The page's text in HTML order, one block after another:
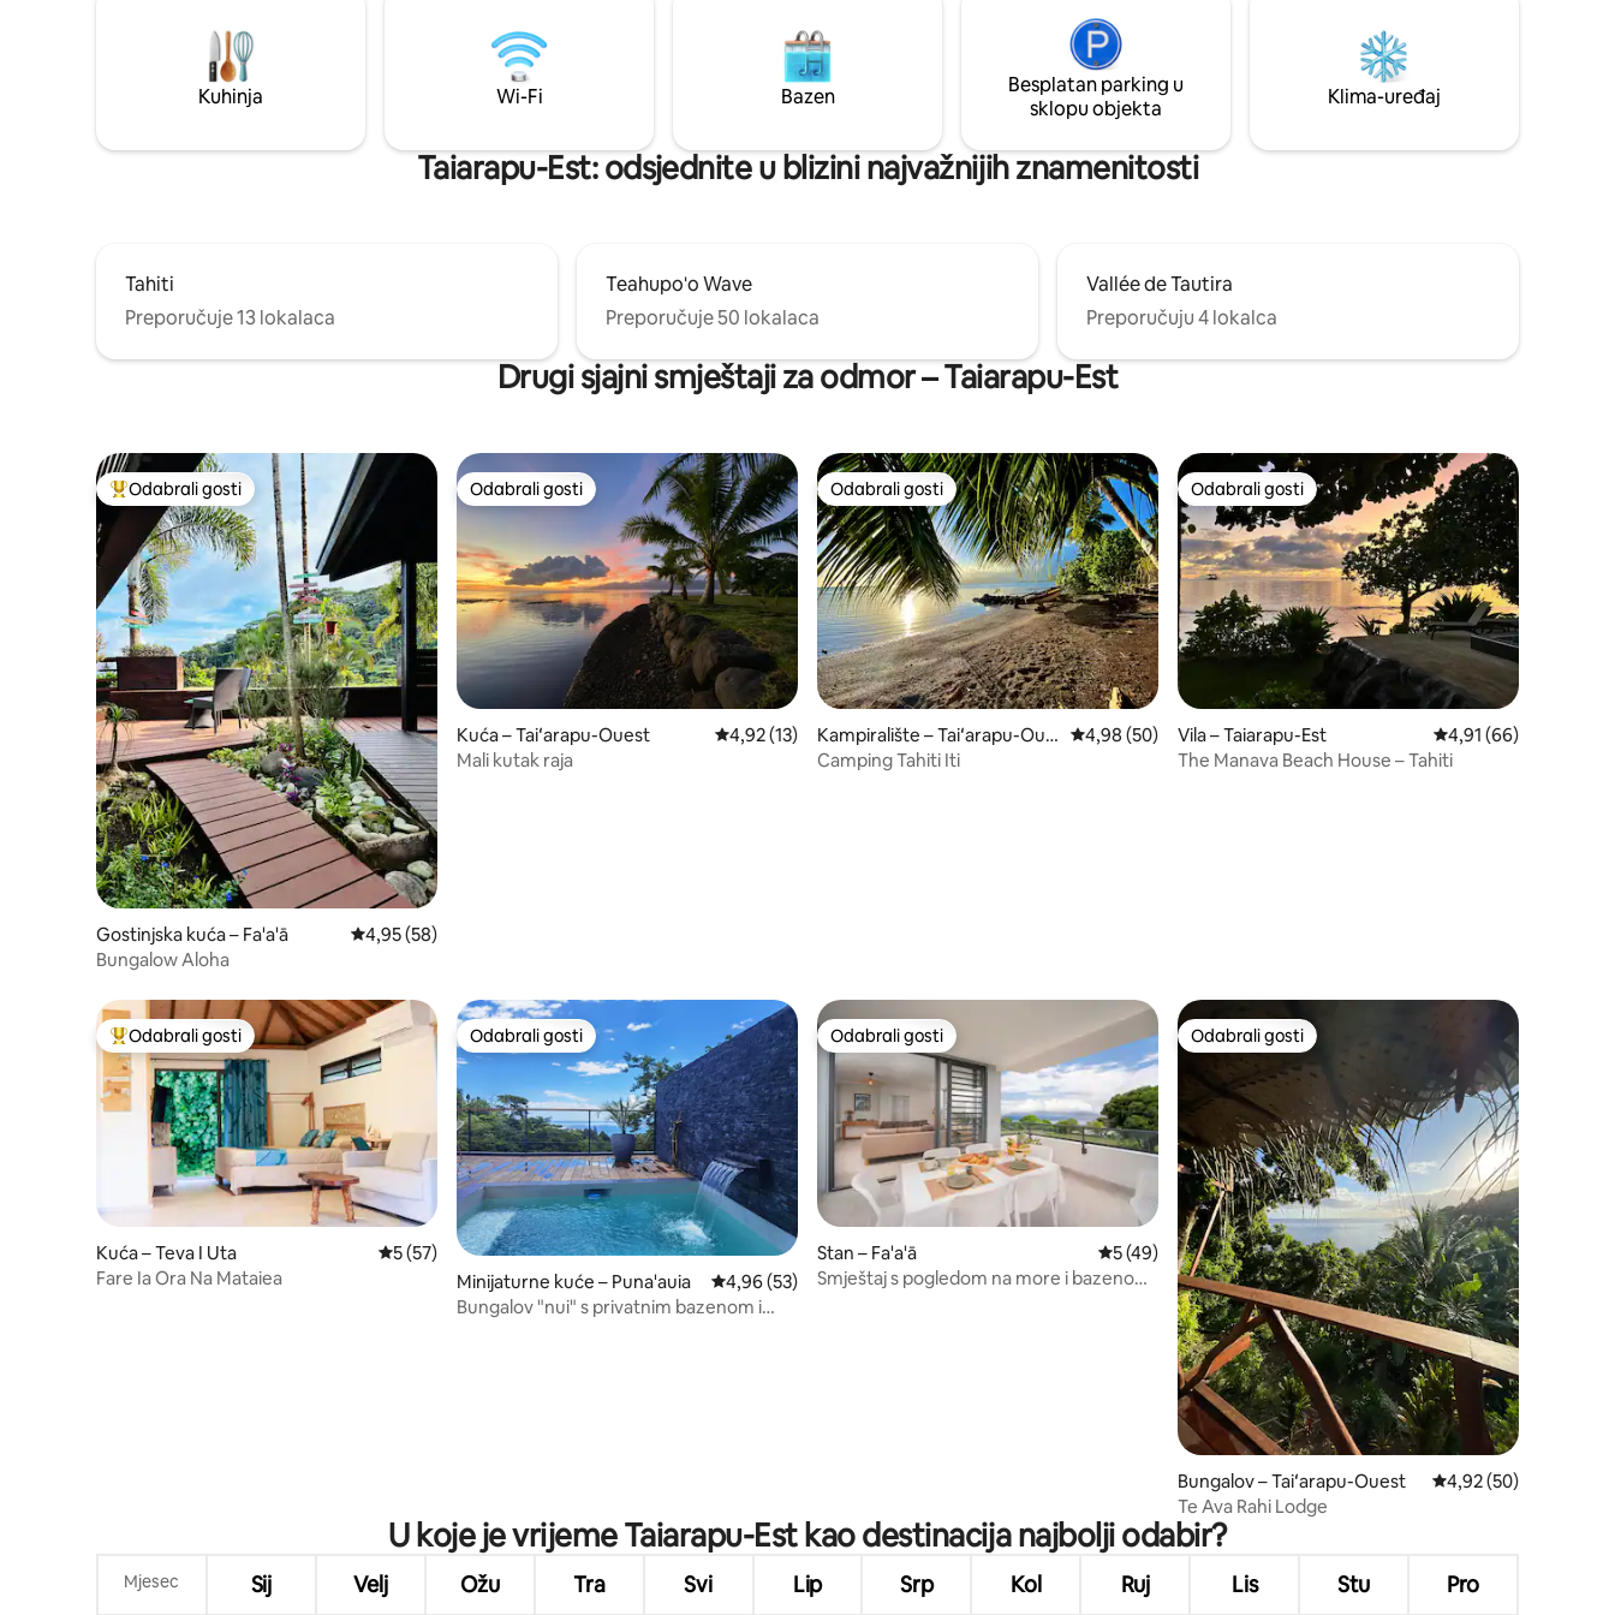
neočekivani krajolik i doživljaj Tahitija. ” –
Moehau, osnivač i dizajner interijera
tvrtke Eimeo Living.
Kuhinja Wi-Fi Bazen
Besplatan parking u
sklopu objekta
Klima-uređaj
Taiarapu-Est: odsjednite u blizini najvažnijih znamenitosti
Tahiti
Preporučuje 13 lokalaca
Teahupo'o Wave
Preporučuje 50 lokalaca
Vallée de Tautira
Preporučuju 4 lokalca
Drugi sjajni smještaji za odmor – Taiarapu-Est
Među najviše rangiranima s oznakom „Odabrali gosti”
Odabrali gosti
Gostinjska kuća – Fa'a'ā Prosječna ocjena: 4,95/5, recenzija: 58
4,95 (58)
Bungalow Aloha
Odabrali gosti
Odabrali gosti
Kuća – Taiʻarapu-Ouest Prosječna ocjena: 4,92/5, recenzija: 13
4,92 (13)
Mali kutak raja
Odabrali gosti
Odabrali gosti
Kampiralište – Taiʻarapu-Oue
st
Prosječna ocjena: 4,98/5, recenzija: 50
4,98 (50)
Camping Tahiti Iti
Odabrali gosti
Odabrali gosti
Vila – Taiarapu-Est Prosječna ocjena:
4,91 (66)
The Manava Beach House – Tahiti
Među najviše rangiranima s oznakom „Odabrali gosti”
Odabrali gosti
Kuća – Teva I Uta Prosječna ocjena: 5/5, recenzija: 57
5 (57)
Fare Ia Ora Na Mataiea
Odabrali gosti
Odabrali gosti
Minijaturne kuće – Puna'auia Prosječna ocjena: 4,96/5, recenzija: 53
4,96 (53)
Bungalov "nui" s privatnim bazenom i
Odabrali gosti
Odabrali gosti
Stan – Fa'a'ā Prosječna ocjena: 5/5, recenzija: 49
5 (49)
Smještaj s pogledom na more i bazenom
Odabrali gosti
Odabrali gosti
Bungalov – Taiʻarapu-Ouest Prosječna ocjena:
4,92 (50)
Te Ava Rahi Lodge
U koje je vrijeme Taiarapu-Est kao destinacija najbolji odabir?
Mjesec Sij Velj Ožu Tra Svi Lip Srp Kol Ruj Lis Stu Pro